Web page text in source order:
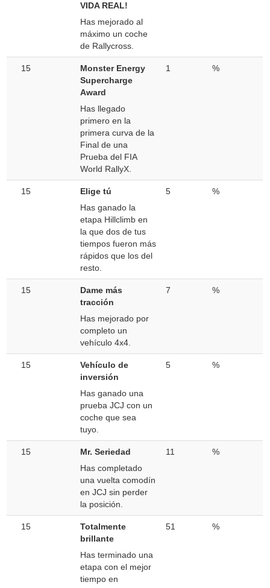
VIDA REAL!
Has mejorado al
máximo un coche
de Rallycross.
15
Monster Energy
Supercharge
Award
Has llegado
primero en la
primera curva de la
Final de una
Prueba del FIA
World RallyX.
1 %
15
Elige tú
Has ganado la
etapa Hillclimb en
la que dos de tus
tiempos fueron más
rápidos que los del
resto.
5 %
15
Dame más
tracción
Has mejorado por
completo un
vehículo 4x4.
7 %
15
Vehículo de
inversión
Has ganado una
prueba JCJ con un
coche que sea
tuyo.
5 %
15
Mr. Seriedad
Has completado
una vuelta comodín
en JCJ sin perder
la posición.
11 %
15
Totalmente
brillante
Has terminado una
etapa con el mejor
tiempo en
51 %